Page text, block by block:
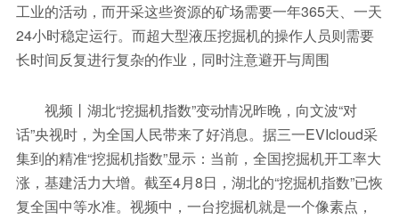
工业的活动，而开采这些资源的矿场需要一年365天、一天
24小时稳定运行。而超大型液压挖掘机的操作人员则需要
长时间反复进行复杂的作业，同时注意避开与周围
视频丨湖北“挖掘机指数”变动情况昨晚，向文波“对
话”央视时，为全国人民带来了好消息。据三一EVIcloud采
集到的精准“挖掘机指数”显示：当前，全国挖掘机开工率大
涨，基建活力大增。截至4月8日，湖北的“挖掘机指数”已恢
复全国中等水准。视频中，一台挖掘机就是一个像素点，